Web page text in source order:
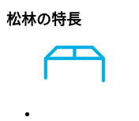
松林の特長